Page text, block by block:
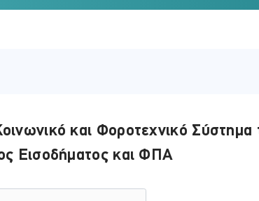
ΕΚΠΑΙΔΕΥΤΗΣ:
Έλενα Μιχαήλ
και Φοροτεχνικό
Εισοδήματος και ΦΠΑ